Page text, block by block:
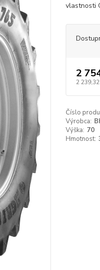
vlastnosti
2
2
Číslo
Výrobca:
Výška: 70
Hmotnost: